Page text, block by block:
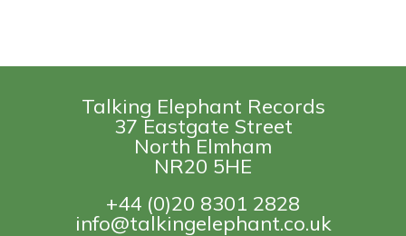
Talking Elephant Records
37 Eastgate Street
North Elmham
NR20 5HE
+44 (0)20 8301 2828
info@talkingelephant.co.uk